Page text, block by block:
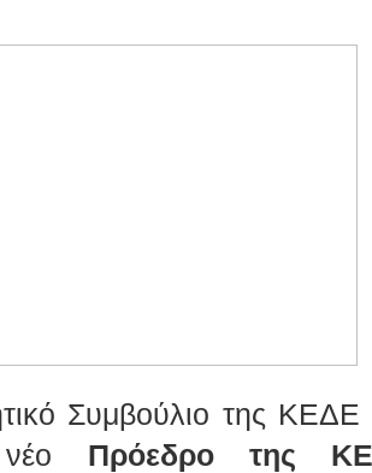
Συμβούλιο της
νέο Πρόεδρο της